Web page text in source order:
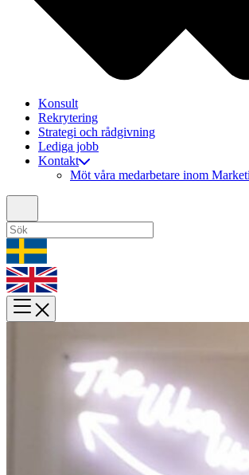
Konsult
Rekrytering
Strategi och rådgivning
Lediga jobb
Kontakt
Möt våra medarbetare inom